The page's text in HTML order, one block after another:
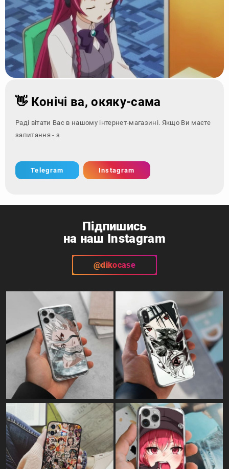
👋 Конічі ва, окяку-сама
Раді вітати Вас в нашому інтернет-магазині. Якщо Ви маєте
запитання - зверніться з
Telegram Instagram
Підпишись
на наш Instagram
@dikocase